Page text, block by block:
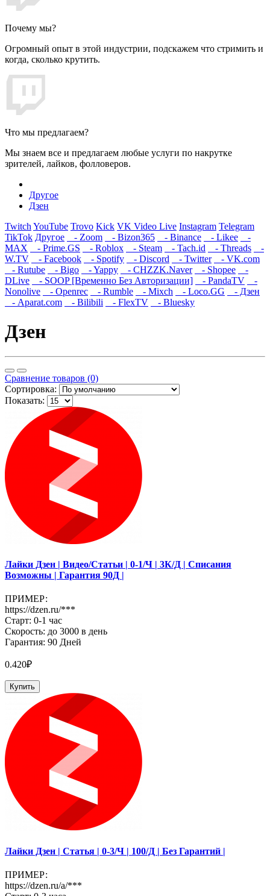
Почему мы?
Огромный опыт в этой индустрии, подскажем что стримить и
когда, сколько крутить.
Что мы предлагаем?
Мы знаем все и предлагаем любые услуги по накрутке
зрителей, лайков, фолловеров.
Другое
Дзен
Twitch YouTube Trovo Kick VK Video Live Instagram Telegram
TikTok Другое - Zoom - Bizon365 - Binance - Likee
-
MAX
- Prime.GS - Roblox - Steam - Tach.id - Threads
-
W.TV
- Facebook - Spotify - Discord - Twitter
- VK.com
- Rutube
- Bigo - Yappy - CHZZK.Naver - Shopee
-
DLive
- SOOP [Временно Без Авторизации] - PandaTV
-
Nonolive
- Openrec - Rumble - Mixch - Loco.GG
- Дзен
- Aparat.com
- Bilibili - FlexTV - Bluesky
Дзен
Сравнение товаров (0)
Сортировка:
Показать:
Лайки Дзен | Видео/Статьи | 0-1/Ч | 3К/Д | Списания
Возможны | Гарантия 90Д |
ПРИМЕР:
https://dzen.ru/***
Старт: 0-1 час
Скорость: до 3000 в день
Гарантия: 90 Дней
0.420₽
Купить
Лайки Дзен | Статья | 0-3/Ч | 100/Д | Без Гарантий |
ПРИМЕР:
https://dzen.ru/a/***